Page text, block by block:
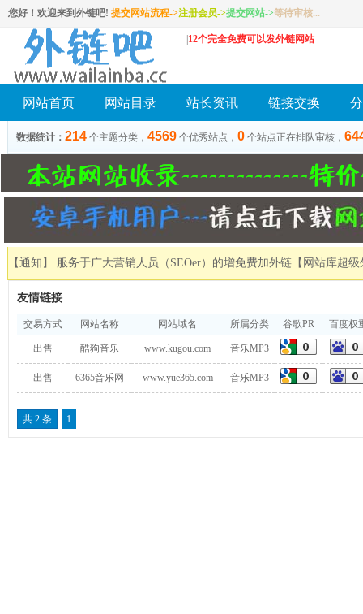
您好！欢迎来到外链吧! 提交网站流程->注册会员->提交网站->等待审核...
12个完全免费可以发外链网站
网站首页 网站目录 站长资讯 链接交换
数据统计： 214 个主题分类， 4569 个优秀站点， 0 个站点正在排队审核，
【通知】 服务于广大营销人员（SEOer）的增免费加外链 【网站库超
友情链接
交易方式 网站名称 网站域名 所属分类 谷歌PR 百度权
出售 酷狗音乐 www.kugou.com 音乐MP3
出售 6365音乐网 www.yue365.com 音乐MP3
共 2 条 1